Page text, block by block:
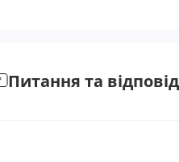
Питання та